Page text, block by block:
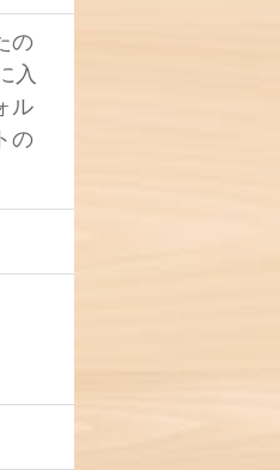
の
入
ル
の